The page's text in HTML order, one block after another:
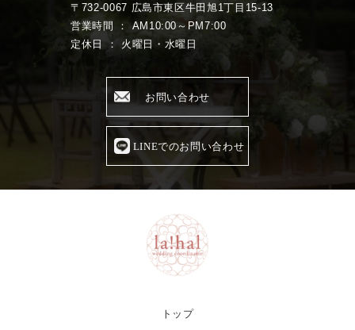
〒732-0067 広島市東区牛田旭1丁目15-13
営業時間 ： AM10:00～PM7:00
定休日 ： 火曜日・水曜日
お問い合わせ
LINEでのお問い合わせ
トップ